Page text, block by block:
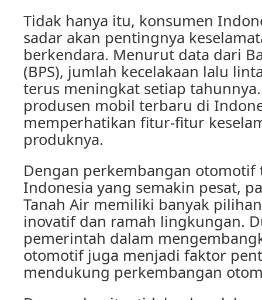
Tidak hanya itu, konsumen
sadar akan pentingnya
berkendara. Menurut data dari
(BPS), jumlah kecelakaan lalu
terus meningkat setiap
produsen mobil terbaru di
memperhatikan fitur-fitur
produknya.
Dengan perkembangan
Indonesia yang semakin pesat,
Tanah Air memiliki banyak
inovatif dan ramah lingkungan.
pemerintah dalam
otomotif juga menjadi faktor
mendukung perkembangan